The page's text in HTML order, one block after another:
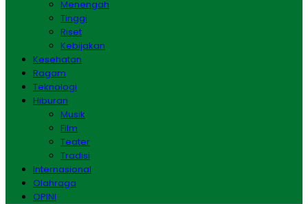
Menengah
Tinggi
Riset
Kebijakan
Kesehatan
Ragam
Teknologi
Hiburan
Musik
Film
Teater
Tradisi
Internasional
Olahraga
OPINI